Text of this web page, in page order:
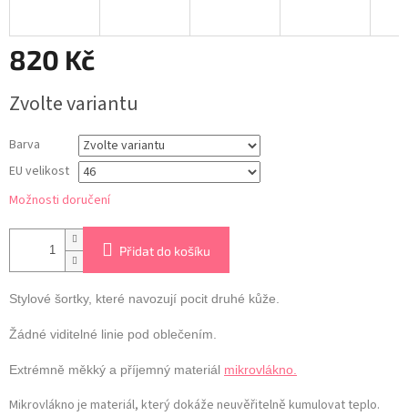
820 Kč
cena:
Zvolte variantu
Barva
EU velikost
Možnosti doručení
Přidat do košíku
Stylové šortky, které navozují pocit druhé kůže.
Žádné viditelné linie pod oblečením.
Extrémně měkký a příjemný materiál mikrovlákno.
Mikrovlákno je materiál, který dokáže neuvěřitelně kumulovat teplo.